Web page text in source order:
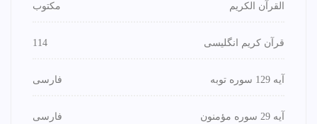
القرآن الكريم مكتوب
قرآن کریم انگلیسی 114
آیه 129 سوره توبه فارسی
آیه 29 سوره مؤمنون فارسی